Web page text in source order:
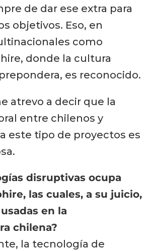
de dar ese extra para
objetivos. Eso, en
como
donde la cultura
es reconocido.
atrevo a decir que la
entre chilenos y
este tipo de proyectos es
disruptivas ocupa
las cuales, a su juicio,
en la
chilena?
la tecnología de